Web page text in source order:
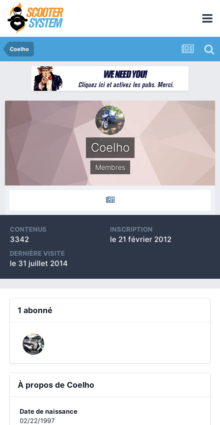
Coelho
Coelho
Membres
CONTENUS
3342
INSCRIPTION
le 21 février 2012
DERNIÈRE VISITE
le 31 juillet 2014
1 abonné
À propos de Coelho
Date de naissance
02/22/1997